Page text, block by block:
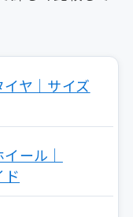
ヤ｜サイズ
ール｜
ド